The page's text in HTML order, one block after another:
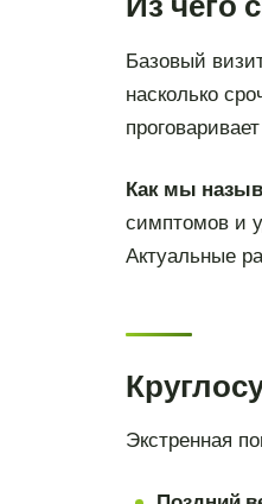
Базовый
насколько
Как мы
симптомов и
Актуальные
Экстренная